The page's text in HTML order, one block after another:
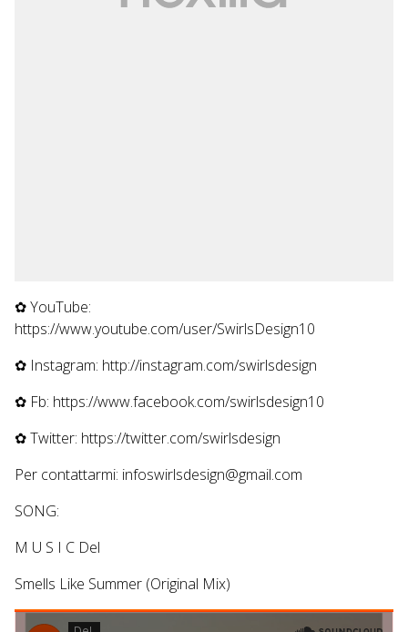
✿ YouTube:
https://www.youtube.com/user/SwirlsDesign10
✿ Instagram: http://instagram.com/swirlsdesign
✿ Fb: https://www.facebook.com/swirlsdesign10
✿ Twitter: https://twitter.com/swirlsdesign
Per contattarmi: infoswirlsdesign@gmail.com
SONG:
M U S I C Del
Smells Like Summer (Original Mix)